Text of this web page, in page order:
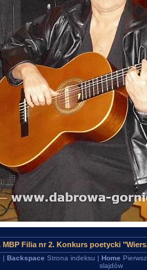
MBP Filia nr 2. Konkurs poetycki
| Backspace Strona indeksu | Home
slajdów